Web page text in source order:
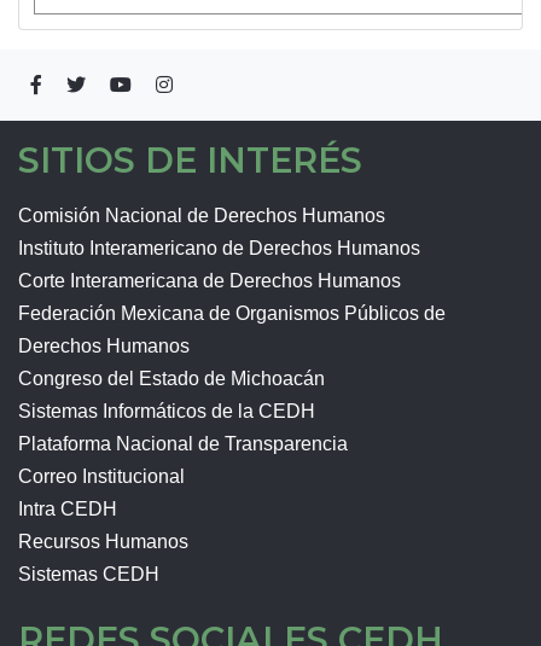
SITIOS DE INTERÉS
Comisión Nacional de Derechos Humanos
Instituto Interamericano de Derechos Humanos
Corte Interamericana de Derechos Humanos
Federación Mexicana de Organismos Públicos de
Derechos Humanos
Congreso del Estado de Michoacán
Sistemas Informáticos de la CEDH
Plataforma Nacional de Transparencia
Correo Institucional
Intra CEDH
Recursos Humanos
Sistemas CEDH